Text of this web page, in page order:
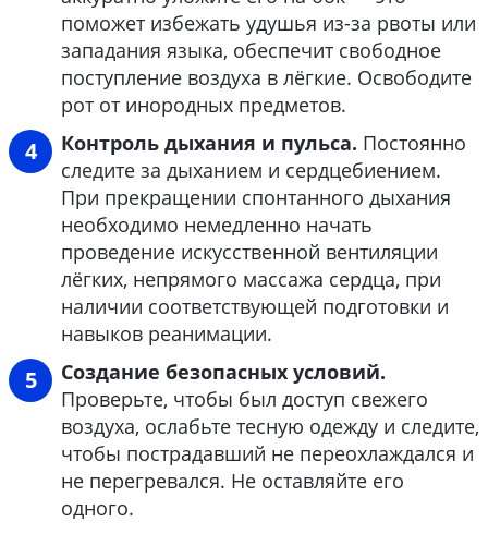
поможет избежать удушья из-за рвоты или
западания языка, обеспечит свободное
поступление воздуха в лёгкие. Освободите
рот от инородных предметов.
Контроль дыхания и пульса. Постоянно
следите за дыханием и сердцебиением.
При прекращении спонтанного дыхания
необходимо немедленно начать
проведение искусственной вентиляции
лёгких, непрямого массажа сердца, при
наличии соответствующей подготовки и
навыков реанимации.
Создание безопасных условий.
Проверьте, чтобы был доступ свежего
воздуха, ослабьте тесную одежду и следите,
чтобы пострадавший не переохлаждался и
не перегревался. Не оставляйте его
одного.